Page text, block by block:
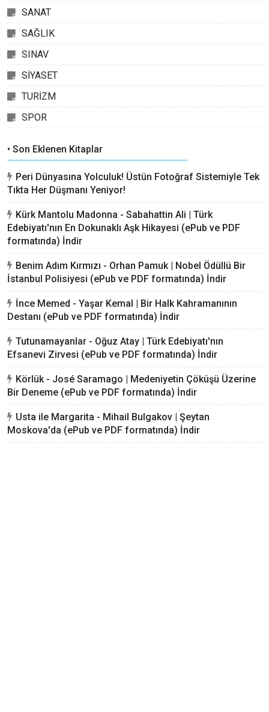
SANAT
SAĞLIK
SINAV
SİYASET
TURİZM
SPOR
• Son Eklenen Kitaplar
Peri Dünyasına Yolculuk! Üstün Fotoğraf Sistemiyle Tek
Tıkta Her Düşmanı Yeniyor!
Kürk Mantolu Madonna - Sabahattin Ali | Türk
Edebiyatı'nın En Dokunaklı Aşk Hikayesi (ePub ve PDF
formatında) İndir
Benim Adım Kırmızı - Orhan Pamuk | Nobel Ödüllü Bir
İstanbul Polisiyesi (ePub ve PDF formatında) İndir
İnce Memed - Yaşar Kemal | Bir Halk Kahramanının
Destanı (ePub ve PDF formatında) İndir
Tutunamayanlar - Oğuz Atay | Türk Edebiyatı'nın
Efsanevi Zirvesi (ePub ve PDF formatında) İndir
Körlük - José Saramago | Medeniyetin Çöküşü Üzerine
Bir Deneme (ePub ve PDF formatında) İndir
Usta ile Margarita - Mihail Bulgakov | Şeytan
Moskova'da (ePub ve PDF formatında) İndir